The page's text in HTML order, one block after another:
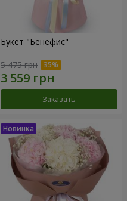
Букет "Бенефис"
5 475 грн
Заказать